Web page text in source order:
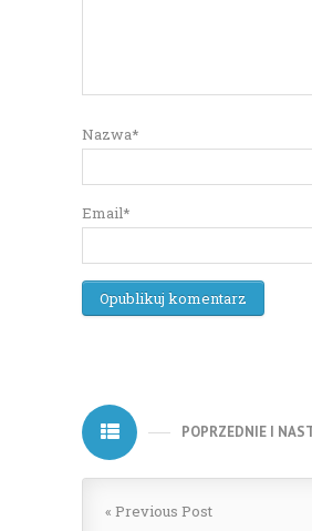
Nazwa*
Email*
POPRZEDNIE I
« Previous Post